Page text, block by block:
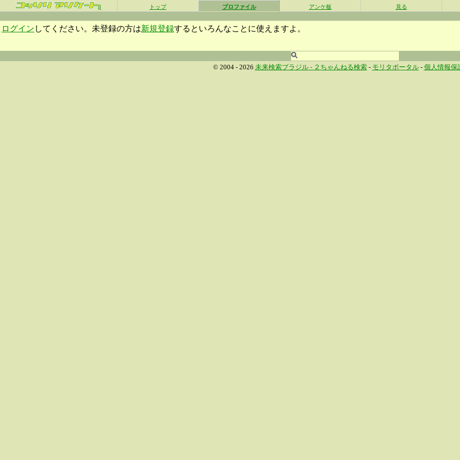
β トップ プロファイル アンケ板 見る
ログイン してください。未登録の方は新規登録するといろんなことに使えますよ。
© 2004 - 2026 未来検索ブラジル - ２ちゃんねる検索- モリタポータル- 個人情報保